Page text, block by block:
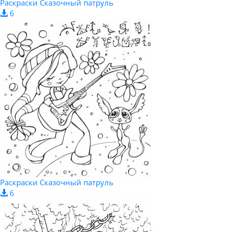
Раскраски Сказочный патруль
6
Раскраски Сказочный патруль
6